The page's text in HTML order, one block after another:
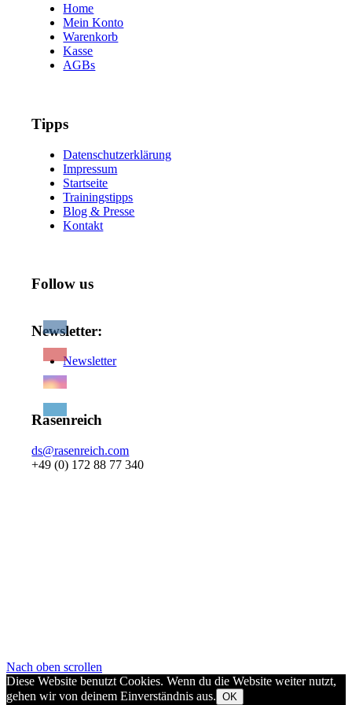
Home
Mein Konto
Warenkorb
Kasse
AGBs
Tipps
Datenschutzerklärung
Impressum
Startseite
Trainingstipps
Blog & Presse
Kontakt
Follow us
Newsletter:
Newsletter
Rasenreich
ds@rasenreich.com
+49 (0) 172 88 77 340
Nach oben scrollen
Diese Website benutzt Cookies. Wenn du die Website weiter nutzt,
gehen wir von deinem Einverständnis aus. OK